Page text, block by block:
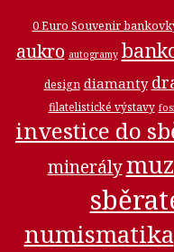
0 Euro Souvenir
aukro autogramy
design diamanty
filatelistické výstavy
investice do
minerály
numismatika